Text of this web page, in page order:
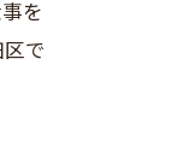
を
で